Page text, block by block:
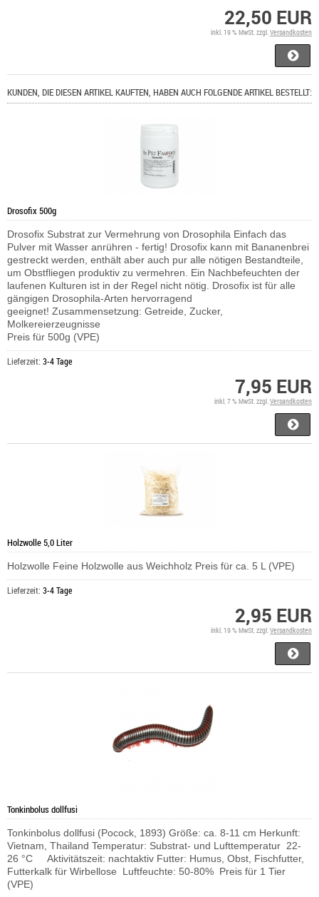
22,50 EUR
inkl. 19 % MwSt. zzgl. Versandkosten
KUNDEN, DIE DIESEN ARTIKEL KAUFTEN, HABEN AUCH FOLGENDE ARTIKEL BESTELLT:
Drosofix 500g
Drosofix Substrat zur Vermehrung von Drosophila Einfach das
Pulver mit Wasser anrühren - fertig! Drosofix kann mit Bananenbrei
gestreckt werden, enthält aber auch pur alle nötigen Bestandteile,
um Obstfliegen produktiv zu vermehren. Ein Nachbefeuchten der
laufenen Kulturen ist in der Regel nicht nötig. Drosofix ist für alle
gängigen Drosophila-Arten hervorragend
geeignet! Zusammensetzung: Getreide, Zucker,
Molkereierzeugnisse
Preis für 500g (VPE)
Lieferzeit: 3-4 Tage
7,95 EUR
inkl. 7 % MwSt. zzgl.Versandkosten
Holzwolle 5,0 Liter
Holzwolle Feine Holzwolle aus Weichholz Preis für ca. 5 L (VPE)
Lieferzeit: 3-4 Tage
2,95 EUR
inkl. 19 % MwSt. zzgl.Versandkosten
Tonkinbolus dollfusi
Tonkinbolus dollfusi (Pocock, 1893) Größe: ca. 8-11 cm Herkunft:
Vietnam, Thailand Temperatur: Substrat- und Lufttemperatur 22-
26 °C Aktivitätszeit: nachtaktiv Futter: Humus, Obst, Fischfutter,
Futterkalk für Wirbellose Luftfeuchte: 50-80% Preis für 1 Tier
(VPE)